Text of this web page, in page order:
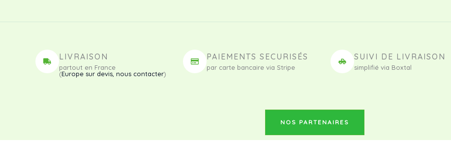
LIVRAISON
partout en France
(Europe sur devis, nous contacter)
PAIEMENTS SECURISÉS
par carte bancaire via Stripe
SUIVI DE LIVRAISON
simplifié via Boxtal
NOS PARTENAIRES